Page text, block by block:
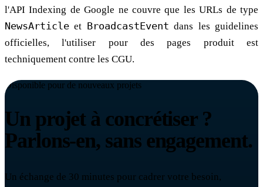
l'API Indexing de Google ne couvre que les URLs de type
NewsArticle et BroadcastEvent dans les guidelines
officielles, l'utiliser pour des pages produit est
techniquement contre les CGU.
Disponible pour de nouveaux projets
Un projet à concrétiser ?
Parlons-en, sans engagement.
Un échange de 30 minutes pour cadrer votre besoin,